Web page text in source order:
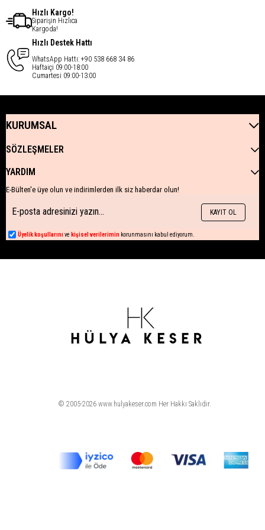
Hızlı Kargo!
Siparişin Hızlıca
Kargoda!
Hızlı Destek Hattı
WhatsApp Hattı: +90 538 668 34 86
Haftaiçi 09:00-18:00
Cumartesi 09:00-13:00
KURUMSAL
SÖZLEŞMELER
YARDIM
E-Bülten'e üye olun ve indirimlerden ilk siz haberdar olun!
KAYIT OL
Üyelik koşullarını ve kişisel verilerimin korunmasını kabul ediyorum.
© 2005-2026 www.hulyakeser.com Her Hakkı Saklıdır.